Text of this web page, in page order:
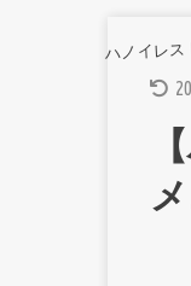
ハノイレス